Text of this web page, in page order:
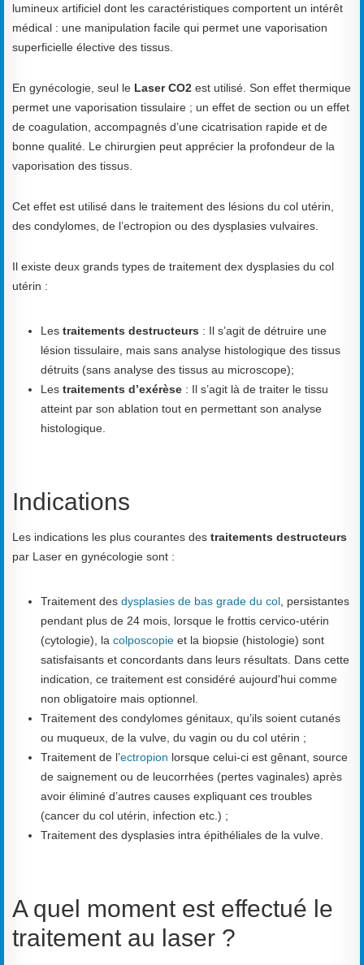
lumineux artificiel dont les caractéristiques comportent un intérêt
médical : une manipulation facile qui permet une vaporisation
superficielle élective des tissus.
En gynécologie, seul le Laser CO2 est utilisé. Son effet thermique
permet une vaporisation tissulaire ; un effet de section ou un effet
de coagulation, accompagnés d’une cicatrisation rapide et de
bonne qualité. Le chirurgien peut apprécier la profondeur de la
vaporisation des tissus.
Cet effet est utilisé dans le traitement des lésions du col utérin,
des condylomes, de l’ectropion ou des dysplasies vulvaires.
Il existe deux grands types de traitement dex dysplasies du col
utérin :
Les traitements destructeurs : Il s’agit de détruire une
lésion tissulaire, mais sans analyse histologique des tissus
détruits (sans analyse des tissus au microscope);
Les traitements d’exérèse : Il s’agit là de traiter le tissu
atteint par son ablation tout en permettant son analyse
histologique.
Indications
Les indications les plus courantes des traitements destructeurs
par Laser en gynécologie sont :
Traitement des dysplasies de bas grade du col , persistantes
pendant plus de 24 mois, lorsque le frottis cervico-utérin
(cytologie), la colposcopie et la biopsie (histologie) sont
satisfaisants et concordants dans leurs résultats. Dans cette
indication, ce traitement est considéré aujourd'hui comme
non obligatoire mais optionnel.
Traitement des condylomes génitaux, qu’ils soient cutanés
ou muqueux, de la vulve, du vagin ou du col utérin ;
Traitement de l’ectropion lorsque celui-ci est gênant, source
de saignement ou de leucorrhées (pertes vaginales) après
avoir éliminé d’autres causes expliquant ces troubles
(cancer du col utérin, infection etc.) ;
Traitement des dysplasies intra épithéliales de la vulve.
A quel moment est effectué le
traitement au laser ?